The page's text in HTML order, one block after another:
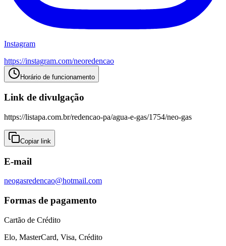
Instagram
https://instagram.com/neoredencao
Horário de funcionamento
Link de divulgação
https://listapa.com.br/redencao-pa/agua-e-gas/1754/neo-gas
Copiar link
E-mail
neogasredencao@hotmail.com
Formas de pagamento
Cartão de Crédito
Elo, MasterCard, Visa, Crédito